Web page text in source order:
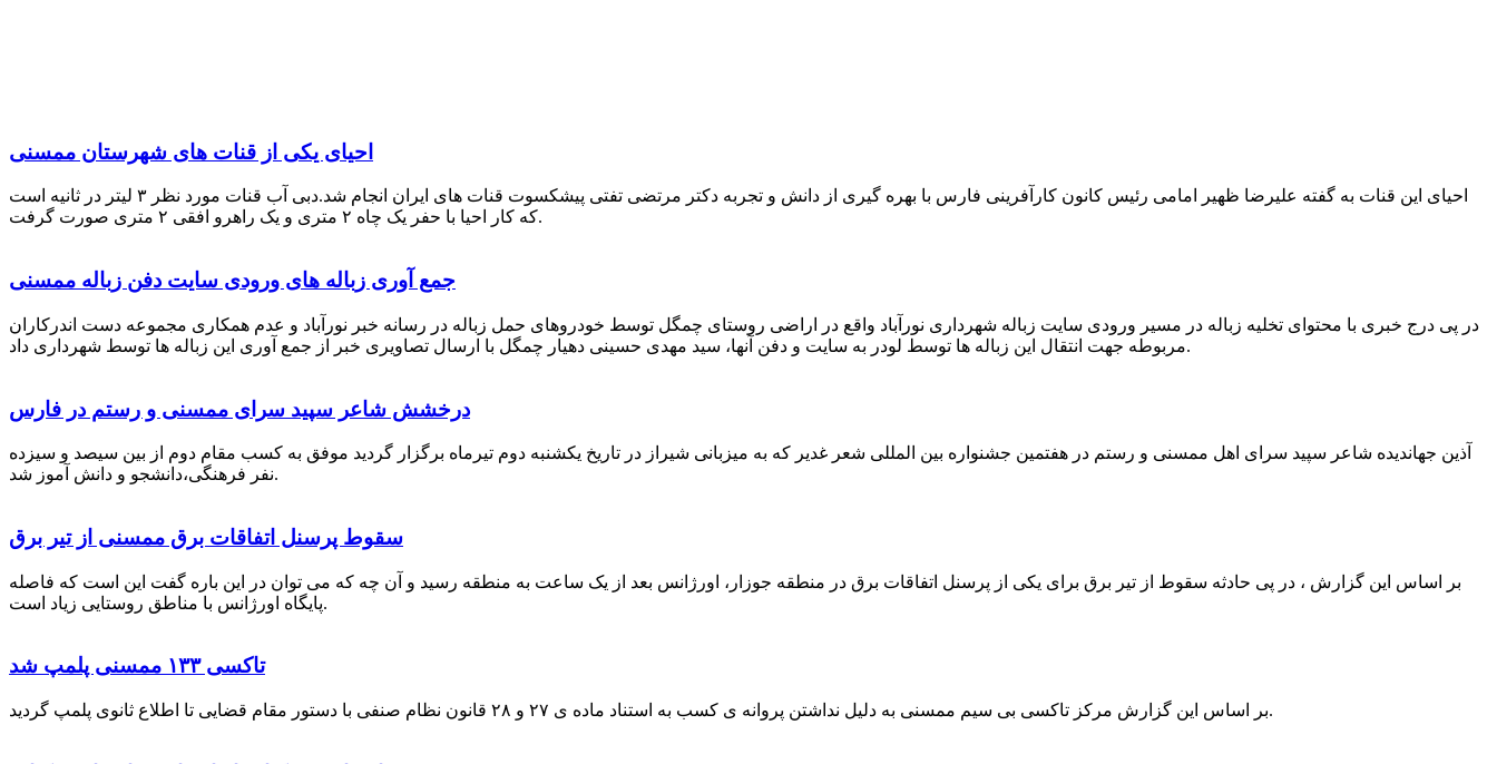
احیای یکی از قنات های شهرستان ممسنی
احیای این قنات به گفته علیرضا ظهیر امامی رئیس کانون کارآفرینی فارس با بهره گیری از دانش و تجربه دکتر مرتضی تفتی پیشکسوت قنات های ایران انجام شد.دبی آب قنات مورد نظر ۳ لیتر در ثانیه است
که کار احیا با حفر یک چاه ۲ متری و یک راهرو افقی ۲ متری صورت گرفت.
جمع آوری زباله های ورودی سایت دفن زباله ممسنی
در پی درج خبری با محتوای تخلیه زباله در مسیر ورودی سایت زباله شهرداری نورآباد واقع در اراضی روستای چمگل توسط خودروهای حمل زباله در رسانه خبر نورآباد و عدم همکاری مجموعه دست اندرکاران
مربوطه جهت انتقال این زباله ها توسط لودر به سایت و دفن آنها، سید مهدی حسینی دهیار چمگل با ارسال تصاویری خبر از جمع آوری این زباله ها توسط شهرداری داد.
درخشش شاعر سپید سرای ممسنی و رستم در فارس
آذین جهاندیده شاعر سپید سرای اهل ممسنی و رستم در هفتمین جشنواره بین المللی شعر غدیر که به میزبانی شیراز در تاریخ یکشنبه دوم تیرماه برگزار گردید موفق به کسب مقام دوم از بین سیصد و سیزده
نفر فرهنگی،دانشجو و دانش آموز شد.
سقوط پرسنل اتفاقات برق ممسنی از تیر برق
بر اساس این گزارش ، در پی حادثه سقوط از تیر برق برای یکی از پرسنل اتفاقات برق در منطقه جوزار، اورژانس بعد از یک ساعت به منطقه رسید و آن چه که می توان در این باره گفت این است که فاصله
پایگاه اورژانس با مناطق روستایی زیاد است.
تاکسی ۱۳۳ ممسنی پلمپ شد
بر اساس این گزارش مرکز تاکسی بی سیم ممسنی به دلیل نداشتن پروانه ی کسب به استناد ماده ی ۲۷ و ۲۸ قانون نظام صنفی با دستور مقام قضایی تا اطلاع ثانوی پلمپ گردید.